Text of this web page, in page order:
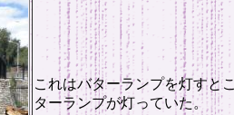
これはバターランプを灯すと
ターランプが灯っていた。